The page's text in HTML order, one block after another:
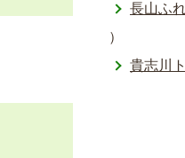
長山ふ
）
貴志川